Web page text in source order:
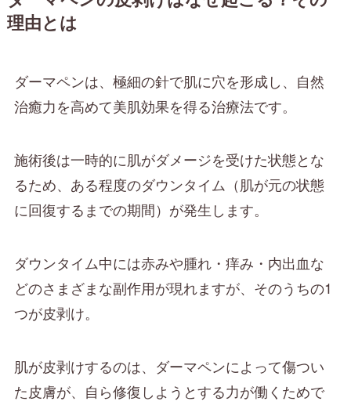
理由とは
ダーマペンは、極細の針で肌に穴を形成し、自然
治癒力を高めて美肌効果を得る治療法です。
施術後は一時的に肌がダメージを受けた状態とな
るため、ある程度のダウンタイム（肌が元の状態
に回復するまでの期間）が発生します。
ダウンタイム中には赤みや腫れ・痒み・内出血な
どのさまざまな副作用が現れますが、そのうちの1
つが皮剥け。
肌が皮剥けするのは、ダーマペンによって傷つい
た皮膚が、自ら修復しようとする力が働くためで